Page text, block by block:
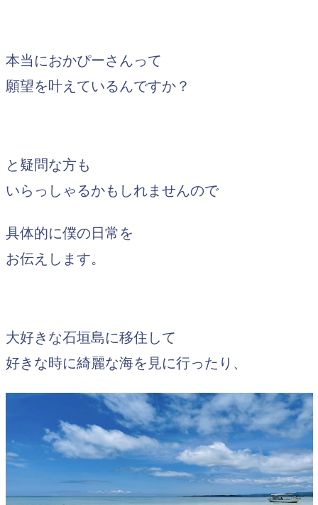
本当におかぴーさんって
願望を叶えているんですか？
と疑問な方も
いらっしゃるかもしれませんので
具体的に僕の日常を
お伝えします。
大好きな石垣島に移住して
好きな時に綺麗な海を見に行ったり、